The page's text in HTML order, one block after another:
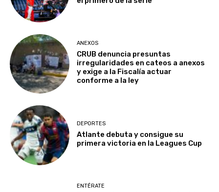
ANEXOS
CRUB denuncia presuntas
irregularidades en cateos a anexos
y exige a la Fiscalía actuar
conforme a la ley
DEPORTES
Atlante debuta y consigue su
primera victoria en la Leagues Cup
ENTÉRATE